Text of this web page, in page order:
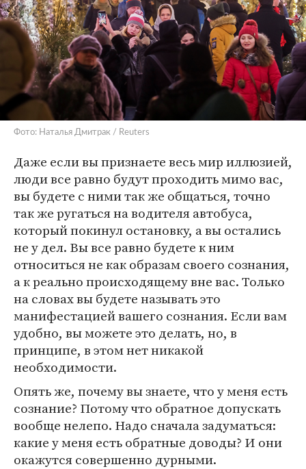
Фото: Наталья Дмитрак / Reuters
Даже если вы признаете весь мир иллюзией,
люди все равно будут проходить мимо вас,
вы будете с ними так же общаться, точно
так же ругаться на водителя автобуса,
который покинул остановку, а вы остались
не у дел. Вы все равно будете к ним
относиться не как образам своего сознания,
а к реально происходящему вне вас. Только
на словах вы будете называть это
манифестацией вашего сознания. Если вам
удобно, вы можете это делать, но, в
принципе, в этом нет никакой
необходимости.
Опять же, почему вы знаете, что у меня есть
сознание? Потому что обратное допускать
вообще нелепо. Надо сначала задуматься:
какие у меня есть обратные доводы? И они
окажутся совершенно дурными.